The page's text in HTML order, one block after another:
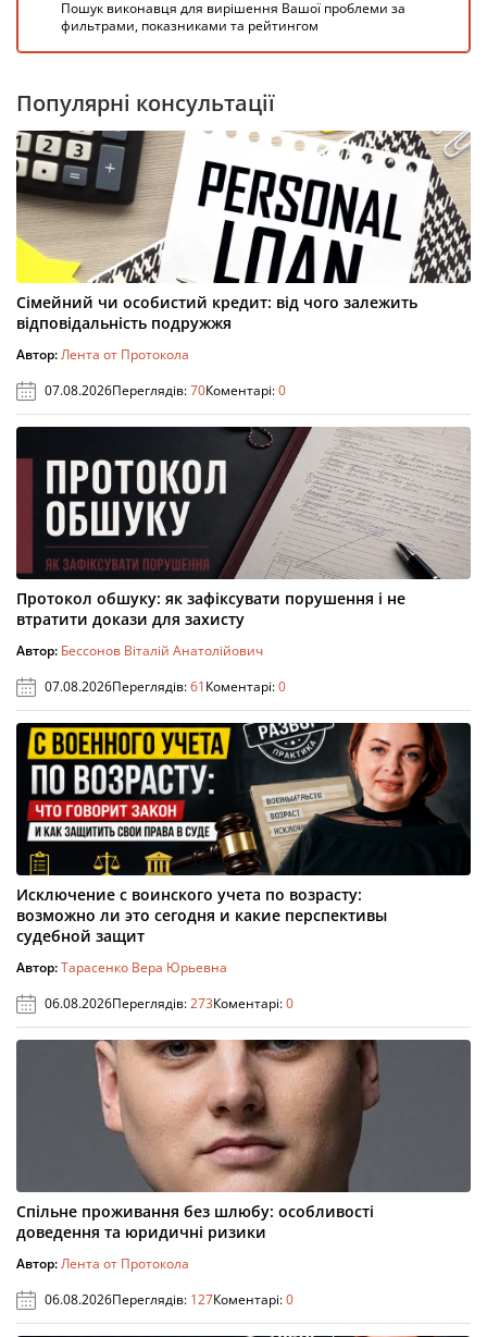
Пошук виконавця для вирішення Вашої проблеми за
фильтрами, показниками та рейтингом
Популярні консультації
Сімейний чи особистий кредит: від чого залежить
відповідальність подружжя
Автор:Лента от Протокола
07.08.2026Переглядів:70Коментарі:0
Протокол обшуку: як зафіксувати порушення і не
втратити докази для захисту
Автор: Бессонов Віталій Анатолійович
07.08.2026Переглядів:61Коментарі:0
Исключение с воинского учета по возрасту:
возможно ли это сегодня и какие перспективы
судебной защит
Автор:Тарасенко Вера Юрьевна
06.08.2026Переглядів:273Коментарі:0
Спільне проживання без шлюбу: особливості
доведення та юридичні ризики
Автор:Лента от Протокола
06.08.2026Переглядів: 127Коментарі:0